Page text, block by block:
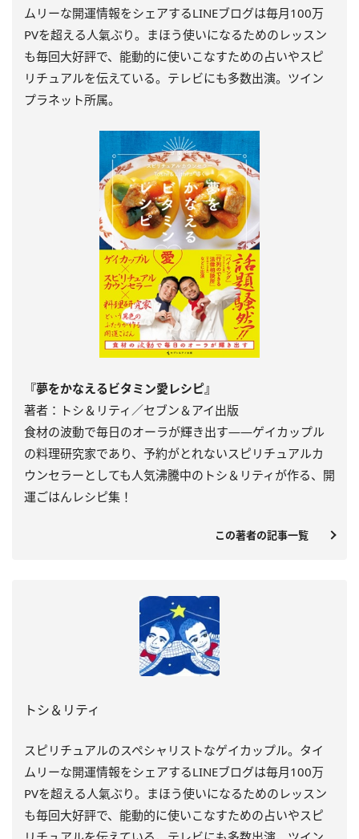
ムリーな開運情報をシェアするLINEブログは毎月100万
PVを超える人氣ぶり。まほう使いになるためのレッスン
も毎回大好評で、能動的に使いこなすための占いやスピ
リチュアルを伝えている。テレビにも多数出演。ツイン
プラネット所属。
『夢をかなえるビタミン愛レシピ』
著者：トシ＆リティ／セブン＆アイ出版
食材の波動で毎日のオーラが輝き出す――ゲイカップル
の料理研究家であり、予約がとれないスピリチュアルカ
ウンセラーとしても人気沸騰中のトシ＆リティが作る、開
運ごはんレシピ集！
この著者の記事一覧
トシ＆リティ
スピリチュアルのスペシャリストなゲイカップル。タイ
ムリーな開運情報をシェアするLINEブログは毎月100万
PVを超える人氣ぶり。まほう使いになるためのレッスン
も毎回大好評で、能動的に使いこなすための占いやスピ